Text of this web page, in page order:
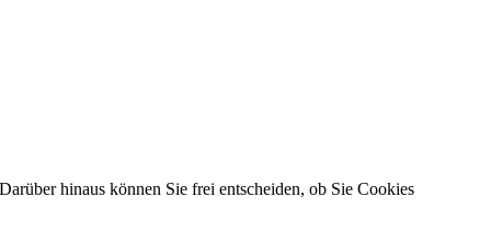
hinaus können Sie frei entscheiden, ob Sie Cookies